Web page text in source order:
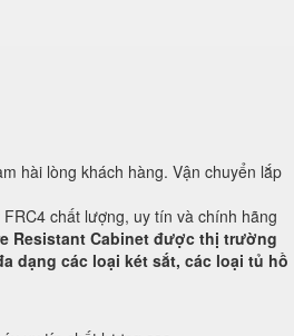
hài lòng khách hàng. Vận chuyển lắp
chất lượng, uy tín và chính hãng
Resistant Cabinet được thị trường
dạng các loại két sắt, các loại tủ hồ